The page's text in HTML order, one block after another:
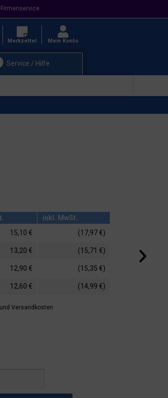
Firmenservice
Service / Hilfe
Merkzettel Mein Konto
inkl. MwSt.
15,10 € (17,97 €)
13,20 € (15,71 €)
12,90 € (15,35 €)
12,60 € (14,99 €)
und Versandkosten